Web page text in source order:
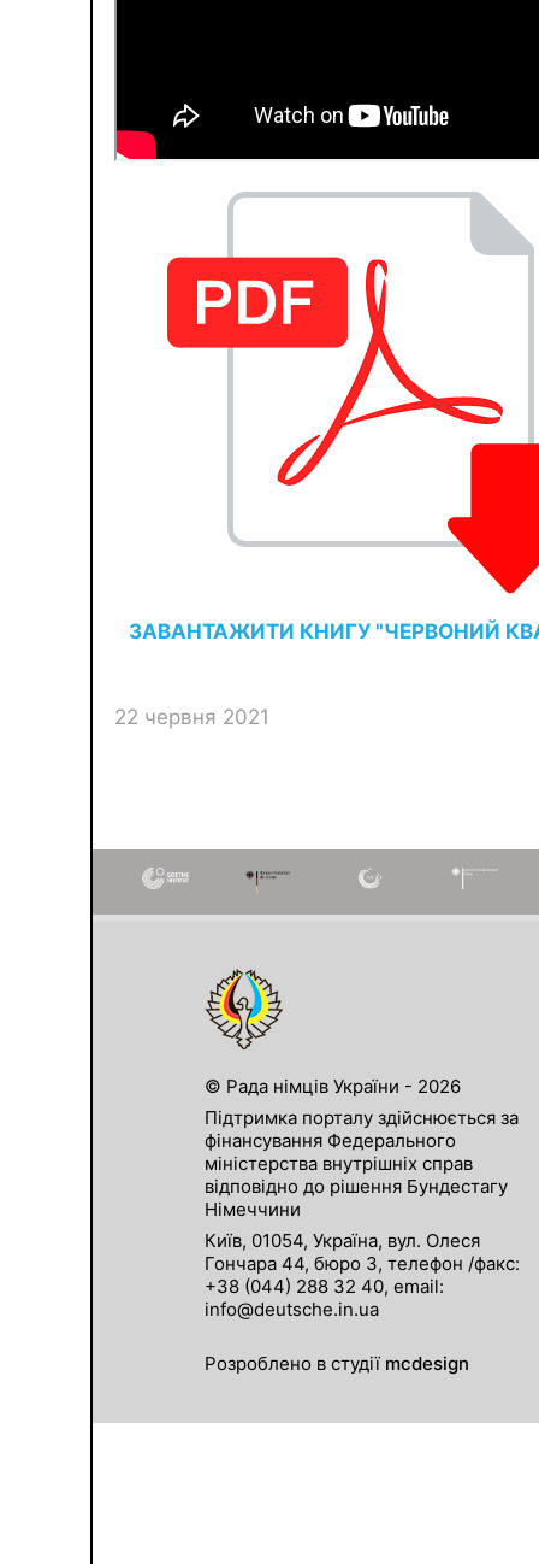
ЗАВАНТАЖИТИ КНИГУ "ЧЕРВОНИЙ
22 червня 2021
© Рада німців України - 2026
Підтримка порталу здійснюється за
фінансування Федерального
міністерства внутрішніх справ
відповідно до рішення Бундестагу
Німеччини
Київ, 01054, Україна, вул. Олеся
Гончара 44, бюро 3, телефон /факс:
+38 (044) 288 32 40, email:
info@deutsche.in.ua
Розроблено в студії mcdesign